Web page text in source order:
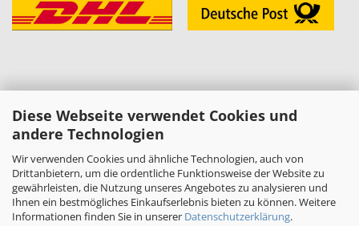
Diese Webseite verwendet Cookies und
andere Technologien
Wir verwenden Cookies und ähnliche Technologien, auch von
Drittanbietern, um die ordentliche Funktionsweise der Website zu
gewährleisten, die Nutzung unseres Angebotes zu analysieren und
Ihnen ein bestmögliches Einkaufserlebnis bieten zu können. Weitere
Informationen finden Sie in unserer Datenschutzerklärung.
KONTAKT
» Melzer Modellbau
Daniel Melzer
Alte Halberstädter Straße 22
38889 Blankenburg (Harz)
» Telefon: 03944-3665950
E-Mail:shop[at]melzer-modellbau.de